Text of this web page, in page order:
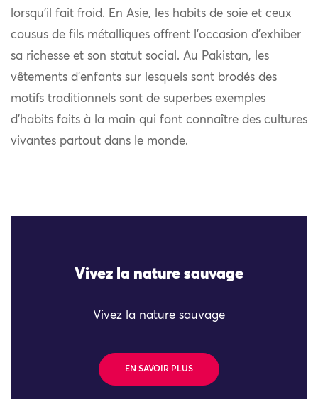
lorsqu’il fait froid. En Asie, les habits de soie et ceux
cousus de fils métalliques offrent l’occasion d’exhiber
sa richesse et son statut social. Au Pakistan, les
vêtements d’enfants sur lesquels sont brodés des
motifs traditionnels sont de superbes exemples
d’habits faits à la main qui font connaître des cultures
vivantes partout dans le monde.
Vivez la nature sauvage
Vivez la nature sauvage
EN SAVOIR PLUS